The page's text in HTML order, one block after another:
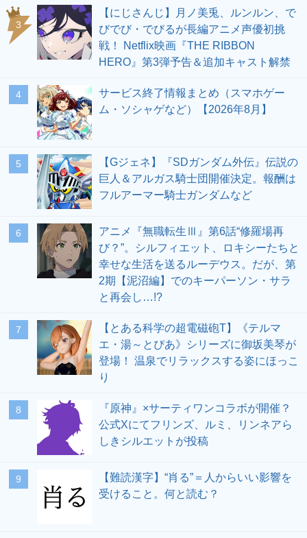
3
【にじさんじ】月ノ美兎、ルンルン、で
びでび・でびるが長編アニメ声優初挑
戦！ Netflix映画『THE RIBBON
HERO』第3弾予告＆追加キャスト解禁
4
サービス終了情報まとめ（スマホゲー
ム・ソシャゲなど）【2026年8月】
5
【Gジェネ】『SDガンダム外伝』伝説の
巨人＆アルガス騎士団開催決定。報酬は
フルアーマー騎士ガンダムなど
6
アニメ『無職転生Ⅲ』第6話“修羅場再
び？”。シルフィエット、ロキシーたちと
幸せな生活を送るルーデウス。だが、第
2期【泥沼編】でのキーパーソン・サラ
と再会し…!?
7
【とある科学の超電磁砲T】《テルマ
エ・湯～とぴあ》シリーズに御坂美琴が
登場！ 温泉でリラックスする姿にほっこ
り
8
『原神』×サーティワンコラボが開催？
公式Xにてフリンズ、ルミ、リンネアら
しきシルエットが投稿
9
【難読漢字】“肖る”＝人からいい影響を
受けること。何と読む？